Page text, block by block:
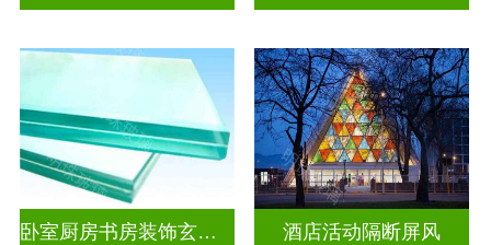
卧室厨房书房装饰玄关隔断 酒店活动隔断屏风